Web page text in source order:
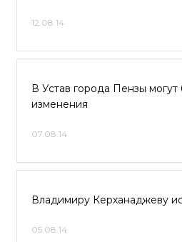
12.08.14
В Устав города Пензы могут
изменения
07.08.14
Владимиру Керханаджеву
05.08.14